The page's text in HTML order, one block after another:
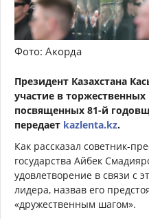
Фото: Акорда
Президент Казахстана
участие в
посвященных 81-й
передает kazlenta.kz.
Как рассказал советник-
государства Айбек
удовлетворение в связи с
лидера, назвав его
«дружественным шагом».